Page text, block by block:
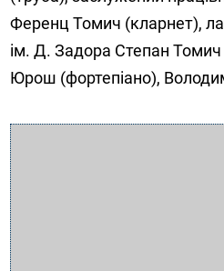
Ференц Томич (кларнет),
ім. Д. Задора Степан
Юрош (фортепіано),